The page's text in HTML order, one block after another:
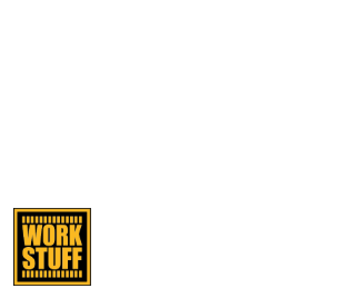
NAZWA
PRODUCENTA:
WORK
STUFF